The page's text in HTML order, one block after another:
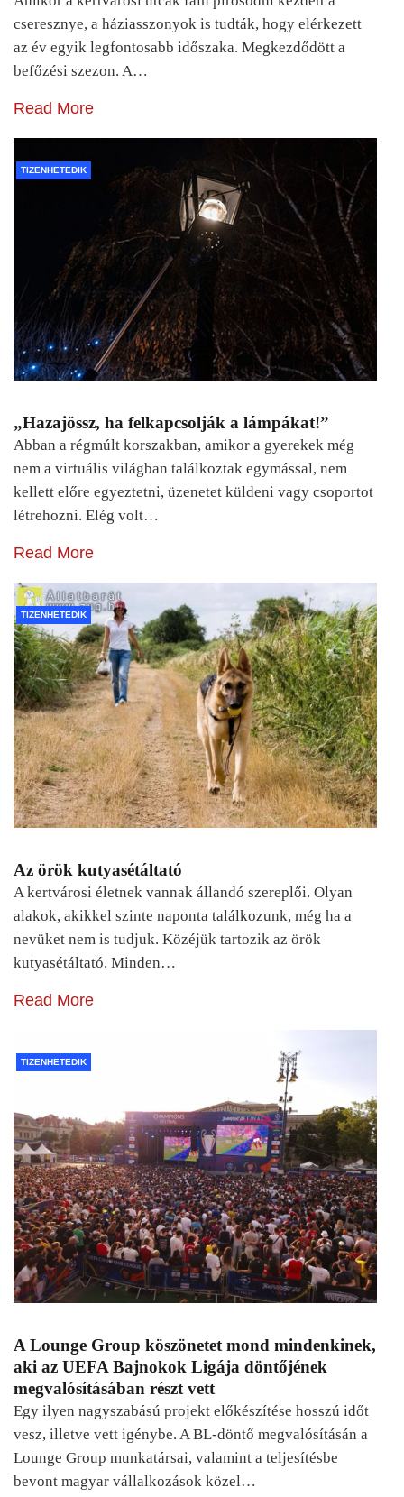
cseresznye, a háziasszonyok is tudták, hogy elérkezett
az év egyik legfontosabb időszaka. Megkezdődött a
befőzési szezon. A…
Read More
TIZENHETEDIK
„Hazajössz, ha felkapcsolják a lámpákat!”
Abban a régmúlt korszakban, amikor a gyerekek még
nem a virtuális világban találkoztak egymással, nem
kellett előre egyeztetni, üzenetet küldeni vagy csoportot
létrehozni. Elég volt…
Read More
TIZENHETEDIK
Az örök kutyasétáltató
A kertvárosi életnek vannak állandó szereplői. Olyan
alakok, akikkel szinte naponta találkozunk, még ha a
nevüket nem is tudjuk. Közéjük tartozik az örök
kutyasétáltató. Minden…
Read More
TIZENHETEDIK
A Lounge Group köszönetet mond mindenkinek,
aki az UEFA Bajnokok Ligája döntőjének
megvalósításában részt vett
Egy ilyen nagyszabású projekt előkészítése hosszú időt
vesz, illetve vett igénybe. A BL-döntő megvalósításán a
Lounge Group munkatársai, valamint a teljesítésbe
bevont magyar vállalkozások közel…